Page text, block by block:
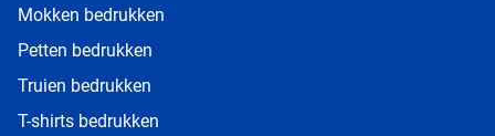
Mokken bedrukken
Petten bedrukken
Truien bedrukken
T-shirts bedrukken